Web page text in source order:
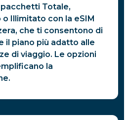
Totale,
o Illimitato con la eSIM
che ti consentono di
il piano più adatto alle
di viaggio. Le opzioni
la